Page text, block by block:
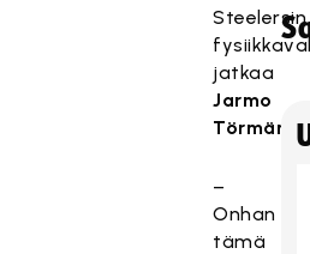
Steelersin
jatkaa
Jarmo
Törmänen
–
Onhan
tämä